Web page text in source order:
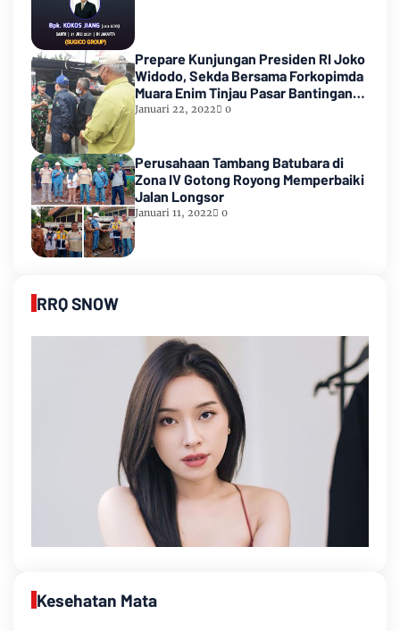
Prepare Kunjungan Presiden RI Joko
Widodo, Sekda Bersama Forkopimda
Muara Enim Tinjau Pasar Bantingan
Tanjung Enim
Januari 22, 2022 0
Perusahaan Tambang Batubara di
Zona IV Gotong Royong Memperbaiki
Jalan Longsor
Januari 11, 2022 0
RRQ SNOW
Kesehatan Mata